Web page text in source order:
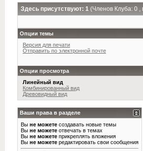
Здесь присутствуют: 1 (Членов Клуба: 0 ,
Опции темы
Версия для печати
Отправить по электронной почте
Опции просмотра
Линейный вид
Комбинированный вид
Древовидный вид
Ваши права в разделе
Вы не можете создавать новые темы
Вы не можете отвечать в темах
Вы не можете прикреплять вложения
Вы не можете редактировать свои сообщения